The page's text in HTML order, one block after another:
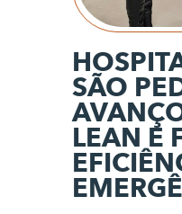
SÃO
LEAN E